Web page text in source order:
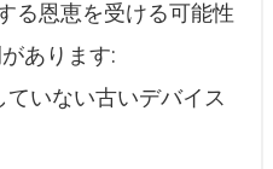
る恩恵を受ける可能性
あります:
ていない古いデバイス